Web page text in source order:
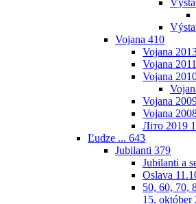
Vojana 410
Vojana
Vojana 2011
Vojana
Vojana
Vojana
Літо 2019
Ľudze ... 643
Jubilanti 379
Jubilanti a
Oslava
50, 60, 70,
15. október